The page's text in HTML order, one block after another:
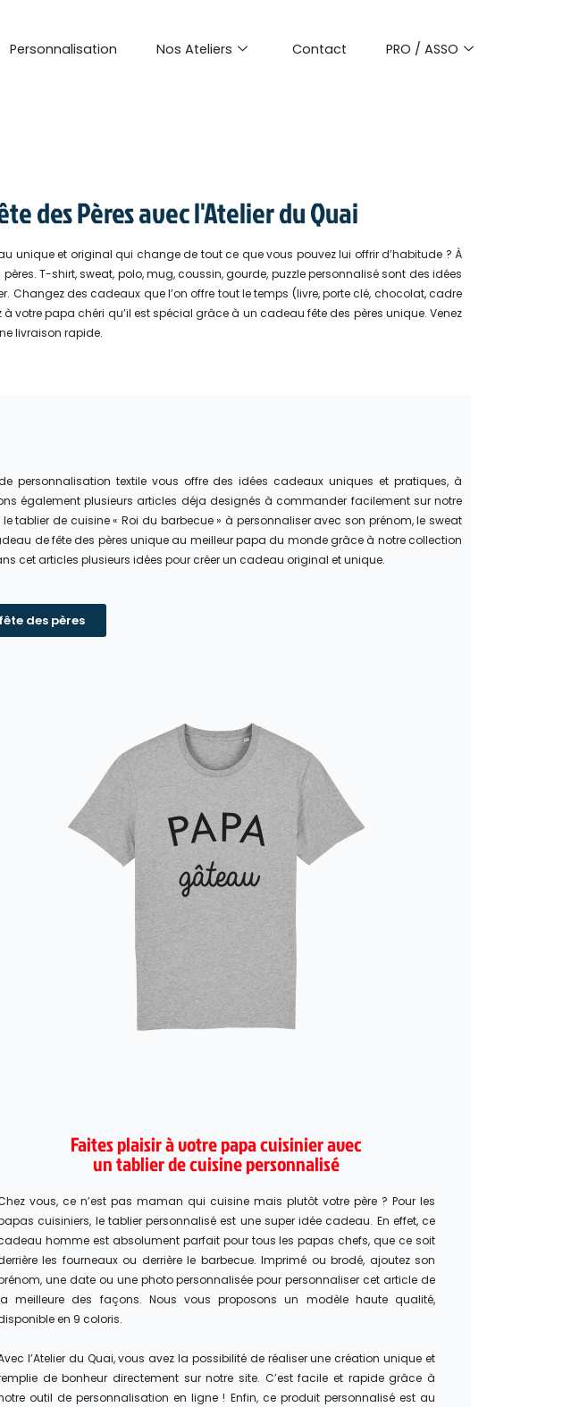
Personnalisation Nos Ateliers Contact PRO / ASSO
des Pères avec l'Atelier du Quai
unique et original qui change de tout ce que vous pouvez lui offrir d’habitude ? À
T-shirt, sweat, polo, mug, coussin, gourde, puzzle personnalisé sont des idées
des cadeaux que l’on offre tout le temps (livre, porte clé, chocolat, cadre
votre papa chéri qu’il est spécial grâce à un cadeau fête des pères unique. Venez
livraison rapide.
personnalisation textile vous offre des idées cadeaux uniques et pratiques, à
également plusieurs articles déja designés à commander facilement sur notre
tablier de cuisine « Roi du barbecue » à personnaliser avec son prénom, le sweat
de fête des pères unique au meilleur papa du monde grâce à notre collection
cet articles plusieurs idées pour créer un cadeau original et unique.
des pères
Faites plaisir à votre papa cuisinier avec
un tablier de cuisine personnalisé
vous, ce n’est pas maman qui cuisine mais plutôt votre père ? Pour les
cuisiniers, le tablier personnalisé est une super idée cadeau. En effet, ce
homme est absolument parfait pour tous les papas chefs, que ce soit
les fourneaux ou derrière le barbecue. Imprimé ou brodé, ajoutez son
une date ou une photo personnalisée pour personnaliser cet article de
meilleure des façons. Nous vous proposons un modèle haute qualité,
en 9 coloris.
l’Atelier du Quai, vous avez la possibilité de réaliser une création unique et
de bonheur directement sur notre site. C’est facile et rapide grâce à
outil de personnalisation en ligne ! Enfin, ce produit personnalisé est au